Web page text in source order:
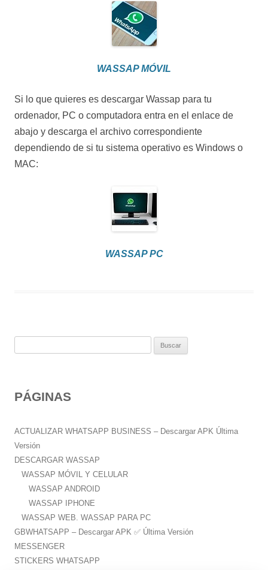
WASSAP MÓVIL
Si lo que quieres es descargar Wassap para tu
ordenador, PC o computadora entra en el enlace de
abajo y descarga el archivo correspondiente
dependiendo de si tu sistema operativo es Windows o
MAC:
WASSAP PC
a
:
PÁGINAS
ACTUALIZAR WHATSAPP BUSINESS – Descargar APK Última
Versión
DESCARGAR WASSAP
WASSAP MÓVIL Y CELULAR
WASSAP ANDROID
WASSAP IPHONE
WASSAP WEB. WASSAP PARA PC
GBWHATSAPP – Descargar APK ✅️ Última Versión
MESSENGER
STICKERS WHATSAPP